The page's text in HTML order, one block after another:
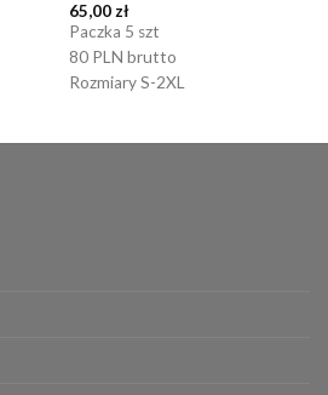
65,00 zł
Paczka 5 szt
80 PLN brutto
Rozmiary S-2XL